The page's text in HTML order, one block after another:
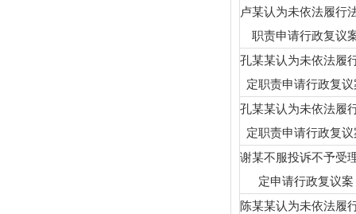
卢某认为未依法履行
职责申请行政复议
孔某某认为未依法履
定职责申请行政复议
孔某某认为未依法履
定职责申请行政复议
谢某不服投诉不予受
定申请行政复议案
陈某某认为未依法履